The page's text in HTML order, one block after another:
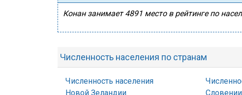
Конан занимает 4891 место в рейтинге по
Численность населения по странам
Численность населения
Новой Зеландии
Словении